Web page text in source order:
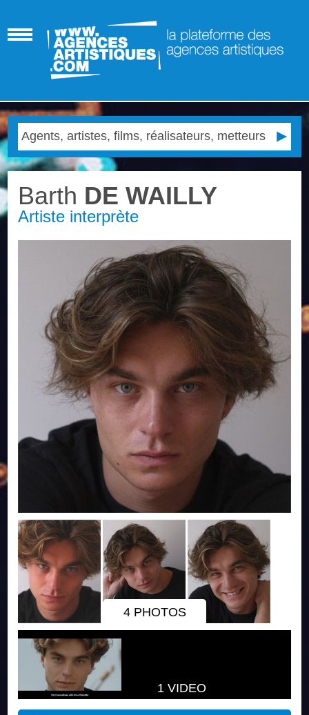
Barth DE WAILLY
Artiste interprète
4 PHOTOS
1 VIDEO